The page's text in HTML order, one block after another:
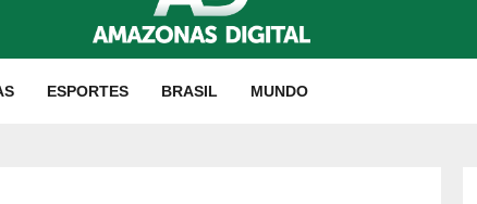
ESPORTES BRASIL MUNDO